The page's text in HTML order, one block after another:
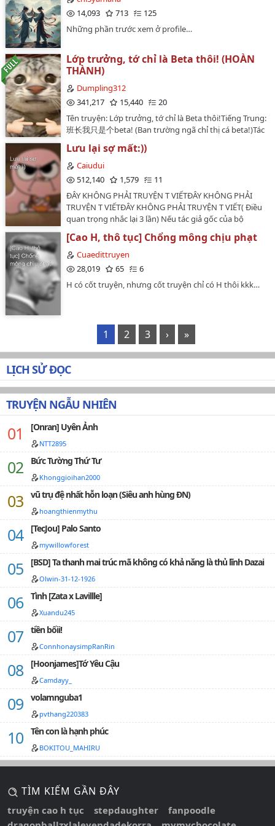
thú X nhân, quái vật (chằn tinh, xúc tua)Couple chính:
Julius (tiểu Tôn x Tô Đình), Hoppes x Jacque, hai cặp này
là cường cường, nam tính 100%Nhân vật phụ: Pierre
Maurice Lockess (Cựu thánh tử, Mẹ đức vua), Rosseu,
Claude (Những đại thần thối nát), ... và còn nhiều
nữa.Cảnh báo: Có yếu tố tiểu dầm khi làm tình, public
sex (làm tình nơi công cộng), hãm hiếp, có nhiều loại
quái vật sẽ làm tình với nhiều người, shota, hơi có yếu
tố tôn giáo (giả tưởng).…
14,093
713
125
Những phần trước xem ở profile…
Lớp trưởng, tớ chỉ là Beta thôi! (HOÀN
THÀNH)
Dumpling312
341,217
15,440
20
Tên truyện: Lớp trưởng, tớ chỉ là Beta thôi!Tiếng Trung:
班长我只是个beta! (Ban trường ngã chỉ thị cá beta!)Tác
(Dumpling312)Tình trạng: Hoàn thànhSố chương: 18
chương + 1 ngoại truyệnTình trạng: hoàn thànhNgày
bắt đầu: 10/8/2024Ngày hoàn thành: 13/9/2024Ngày
cảm, HE, ABO, ghế nhà trường, 1v1, AxBTóm tắt:Quý
Dung là một bé Beta chăm chỉ học tập mỗi ngày
hướng về một tương lai tốt đẹp.Vô tình trùng hợp ở
chung một phòng ktx với lớp trưởng Alpha.Chỉ định
học tập lẫn nhau tiến về phía trước, ai mà ngờ nghe
được suy nghĩ của lớp trưởng, không chỉ thường
xuyên nghe được mấy lời tâm tình simp vợ của ai đó
mà còn bị người ta ăn sạch.Nhưng mà lớp trưởng ơi,
tớ chỉ là Beta thôi!Thuộc tính: Nhìn thì lạnh lùng khó
Lưu lại sợ mất:))
Caiudui
512,140
1,579
11
ĐÂY KHÔNG PHẢI TRUYỆN T VIẾTĐÂY KHÔNG PHẢI
TRUYỆN T VIẾTĐÂY KHÔNG PHẢI TRUYỆN T VIẾT( Điều
quan trọng nhắc lại 3 lần) Nếu tác giả gốc của bộ
truyện có kêu gỡ thì t gỡ nhé…
[Cao H, thô tục] Chổng mông chịu phạt
Cuaedittruyen
28,019
65
6
H có cốt truyện, nhưng cốt truyện chỉ có H thôi kkk…
1 2 3 › »
LỊCH SỬ ĐỌC
TRUYỆN NGẪU NHIÊN
[Onran] Uyên Ảnh
NTT2895
Bức Tường Thứ Tư
Khonggioihan2000
vũ trụ đệ nhất hỗn loạn (Siêu anh hùng ĐN)
hoangthienmythu
[TecJou] Palo Santo
mywillowforest
[BSD] Ta thanh mai trúc mã không có khả năng là thủ lĩnh Dazai
Olwin-31-12-1926
Tình [Zata x Lavillle]
Xuandu245
tiền bốii!
ConnhonaysimpRanRin
[Hoonjames]Tớ Yêu Cậu
Camdayy_
volamnguba1
pvthang220383
Tên con là hạnh phúc
BOKITOU_MAHIRU
TÌM KIẾM GẦN ĐÂY
truyện cao h tục stepdaughter
fanpoodle